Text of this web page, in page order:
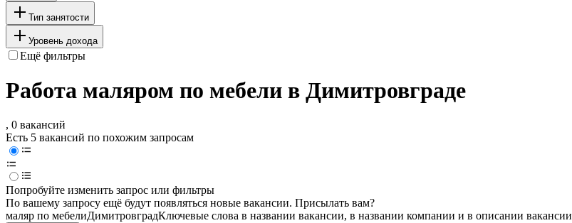
Тип занятости
Уровень дохода
Ещё фильтры
Работа маляром по мебели в Димитровграде
, 0 вакансий
Есть 5 вакансий по похожим запросам
Попробуйте изменить запрос или фильтры
По вашему запросу ещё будут появляться новые вакансии. Присылать вам?
маляр по мебелиДимитровградКлючевые слова в названии вакансии, в названии компании и в описании вакансии